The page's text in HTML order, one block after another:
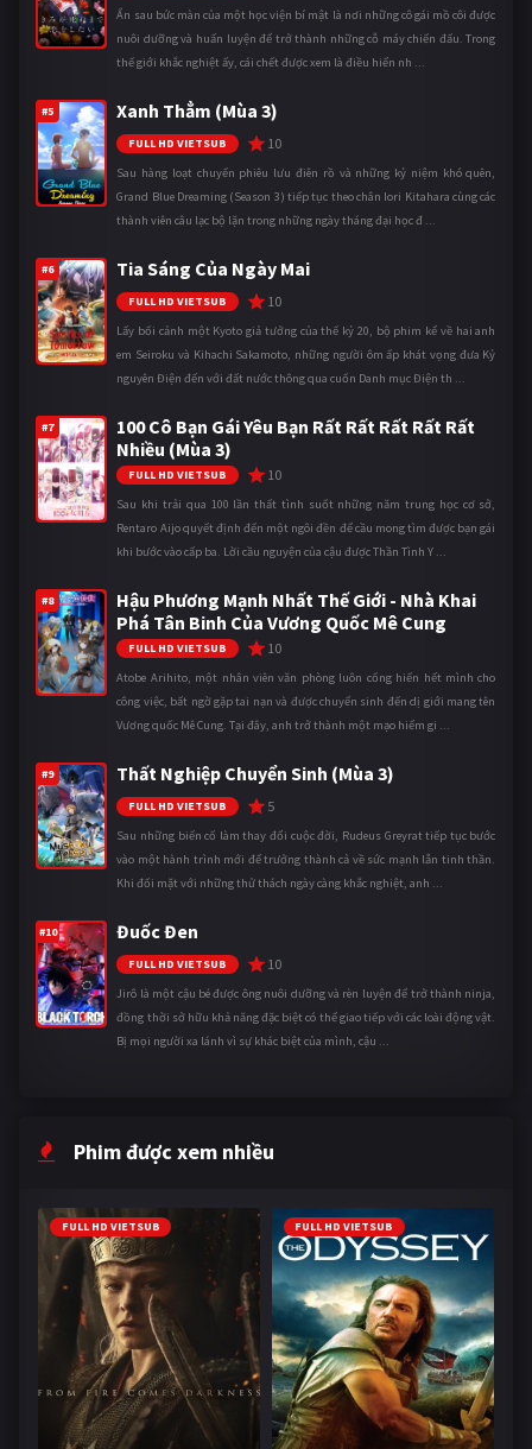
Ẩn sau bức màn của một học viện bí mật là nơi những cô gái mồ côi được
nuôi dưỡng và huấn luyện để trở thành những cỗ máy chiến đấu. Trong
thế giới khắc nghiệt ấy, cái chết được xem là điều hiển nh ...
#5 Xanh Thẳm (Mùa 3)
FULL HD VIETSUB 10
Sau hàng loạt chuyến phiêu lưu điên rồ và những kỷ niệm khó quên,
Grand Blue Dreaming (Season 3) tiếp tục theo chân Iori Kitahara cùng các
thành viên câu lạc bộ lặn trong những ngày tháng đại học đ ...
#6 Tia Sáng Của Ngày Mai
FULL HD VIETSUB 10
Lấy bối cảnh một Kyoto giả tưởng của thế kỷ 20, bộ phim kể về hai anh
em Seiroku và Kihachi Sakamoto, những người ôm ấp khát vọng đưa Kỷ
nguyên Điện đến với đất nước thông qua cuốn Danh mục Điện th ...
#7
100 Cô Bạn Gái Yêu Bạn Rất Rất Rất Rất Rất
Nhiều (Mùa 3)
FULL HD VIETSUB 10
Sau khi trải qua 100 lần thất tình suốt những năm trung học cơ sở,
Rentaro Aijo quyết định đến một ngôi đền để cầu mong tìm được bạn gái
khi bước vào cấp ba. Lời cầu nguyện của cậu được Thần Tình Y ...
#8
Hậu Phương Mạnh Nhất Thế Giới - Nhà Khai
Phá Tân Binh Của Vương Quốc Mê Cung
FULL HD VIETSUB 10
Atobe Arihito, một nhân viên văn phòng luôn cống hiến hết mình cho
công việc, bất ngờ gặp tai nạn và được chuyển sinh đến dị giới mang tên
Vương quốc Mê Cung. Tại đây, anh trở thành một mạo hiểm gi ...
#9 Thất Nghiệp Chuyển Sinh (Mùa 3)
FULL HD VIETSUB 5
Sau những biến cố làm thay đổi cuộc đời, Rudeus Greyrat tiếp tục bước
vào một hành trình mới để trưởng thành cả về sức mạnh lẫn tinh thần.
Khi đối mặt với những thử thách ngày càng khắc nghiệt, anh ...
#10 Đuốc Đen
FULL HD VIETSUB 10
Jirô là một cậu bé được ông nuôi dưỡng và rèn luyện để trở thành ninja,
đồng thời sở hữu khả năng đặc biệt có thể giao tiếp với các loài động vật.
Bị mọi người xa lánh vì sự khác biệt của mình, cậu ...
Phim được xem nhiều
FULL HD VIETSUB FULL HD VIETSUB